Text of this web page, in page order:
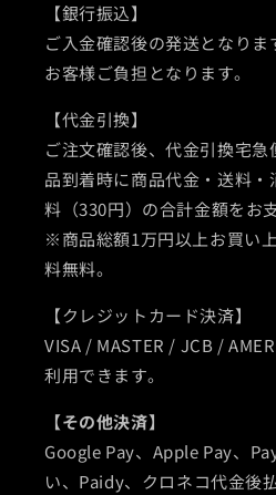
【銀行振込】
ご入金確認後の発送となり
お客様ご負担となります。
【代金引換】
ご注文確認後、代金引換宅
品到着時に商品代金・送料
料（330円）の合計金額をお
※商品総額1万円以上お買い
料無料。
【クレジットカード決済】
VISA / MASTER / JCB /
利用できます。
【その他決済】
Google Pay、Apple Pay、
い、Paidy、クロネコ代金後